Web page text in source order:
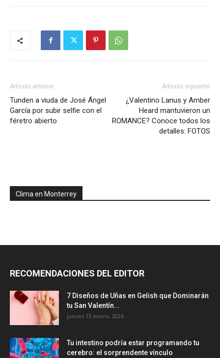
Artículo anterior
Tunden a viuda de José Ángel
García por subir selfie con el
féretro abierto
Artículo siguiente
¿Valentino Lanus y Amber
Heard mantuvieron un
ROMANCE? Conoce todos los
detalles: FOTOS
Clima en Monterrey
RECOMENDACIONES DEL EDITOR
7 Diseños de Uñas en Gelish que Dominarán
tu San Valentín...
jueves 15 enero, 2026
Tu intestino podría estar programando tu
cerebro: el sorprendente vínculo